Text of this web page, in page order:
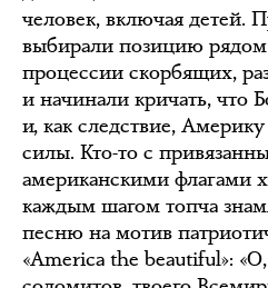
человек, включая детей.
выбирали позицию
процессии скорбящих,
и начинали кричать, что
и, как следствие,
силы. Кто-то с
американскими флагами
каждым шагом топча
песню на мотив
«America the beautiful»: